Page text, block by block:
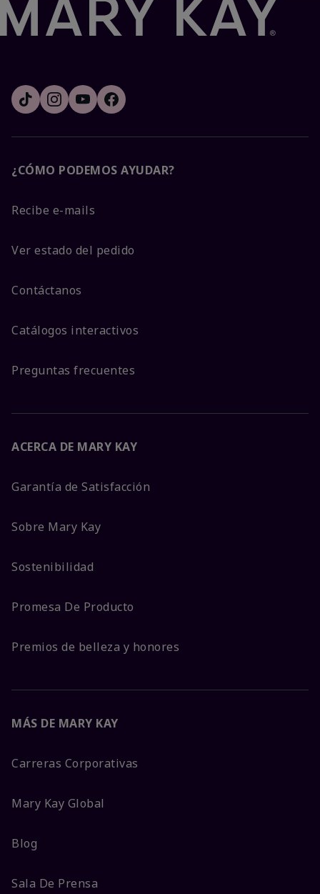
¿CÓMO PODEMOS AYUDAR?
Recibe e-mails
Ver estado del pedido
Contáctanos
Catálogos interactivos
Preguntas frecuentes
ACERCA DE MARY KAY
Garantía de Satisfacción
Sobre Mary Kay
Sostenibilidad
Promesa De Producto
Premios de belleza y honores
MÁS DE MARY KAY
Carreras Corporativas
Mary Kay Global
Blog
Sala De Prensa